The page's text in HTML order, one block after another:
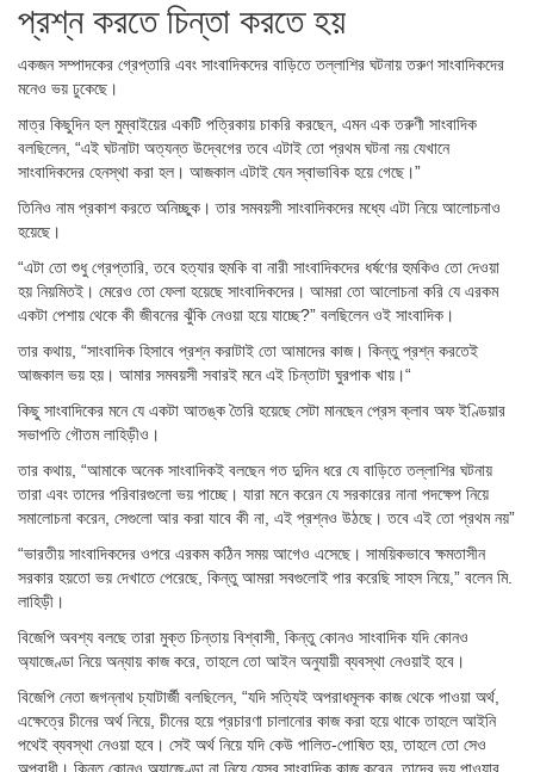
প্রশ্ন করতে চিন্তা করতে হয়
একজন সম্পাদকের গ্রেপ্তারি এবং সাংবাদিকদের বাড়িতে তল্লাশির ঘটনায় তরুণ সাংবাদিকদের
মনেও ভয় ঢুকেছে।
মাত্র কিছুদিন হল মুম্বাইয়ের একটি পত্রিকায় চাকরি করছেন, এমন এক তরুণী সাংবাদিক
বলছিলেন, “এই ঘটনাটা অত্যন্ত উদ্বেগের তবে এটাই তো প্রথম ঘটনা নয় যেখানে
সাংবাদিকদের হেনস্থা করা হল। আজকাল এটাই যেন স্বাভাবিক হয়ে গেছে।”
তিনিও নাম প্রকাশ করতে অনিচ্ছুক। তার সমবয়সী সাংবাদিকদের মধ্যে এটা নিয়ে আলোচনাও
হয়েছে।
“এটা তো শুধু গ্রেপ্তারি, তবে হত্যার হুমকি বা নারী সাংবাদিকদের ধর্ষণের হুমকিও তো দেওয়া
হয় নিয়মিতই। মেরেও তো ফেলা হয়েছে সাংবাদিকদের। আমরা তো আলোচনা করি যে এরকম
একটা পেশায় থেকে কী জীবনের ঝুঁকি নেওয়া হয়ে যাচ্ছে?” বলছিলেন ওই সাংবাদিক।
তার কথায়, “সাংবাদিক হিসাবে প্রশ্ন করাটাই তো আমাদের কাজ। কিন্তু প্রশ্ন করতেই
আজকাল ভয় হয়। আমার সমবয়সী সবারই মনে এই চিন্তাটা ঘুরপাক খায়।“
কিছু সাংবাদিকের মনে যে একটা আতঙ্ক তৈরি হয়েছে সেটা মানছেন প্রেস ক্লাব অফ ইণ্ডিয়ার
সভাপতি গৌতম লাহিড়ীও।
তার কথায়, “আমাকে অনেক সাংবাদিকই বলছেন গত দুদিন ধরে যে বাড়িতে তল্লাশির ঘটনায়
তারা এবং তাদের পরিবারগুলো ভয় পাচ্ছে। যারা মনে করেন যে সরকারের নানা পদক্ষেপ নিয়ে
সমালোচনা করেন, সেগুলো আর করা যাবে কী না, এই প্রশ্নও উঠছে। তবে এই তো প্রথম নয়”
“ভারতীয় সাংবাদিকদের ওপরে এরকম কঠিন সময় আগেও এসেছে। সাময়িকভাবে ক্ষমতাসীন
সরকার হয়তো ভয় দেখাতে পেরেছে, কিন্তু আমরা সবগুলোই পার করেছি সাহস নিয়ে,” বলেন মি.
লাহিড়ী।
বিজেপি অবশ্য বলছে তারা মুক্ত চিন্তায় বিশ্বাসী, কিন্তু কোনও সাংবাদিক যদি কোনও
অ্যাজেণ্ডা নিয়ে অন্যায় কাজ করে, তাহলে তো আইন অনুযায়ী ব্যবস্থা নেওয়াই হবে।
বিজেপি নেতা জগন্নাথ চ্যাটার্জী বলছিলেন, “যদি সত্যিই অপরাধমূলক কাজ থেকে পাওয়া অর্থ,
এক্ষেত্রে চীনের অর্থ নিয়ে, চীনের হয়ে প্রচারণা চালানোর কাজ করা হয়ে থাকে তাহলে আইনি
পথেই ব্যবস্থা নেওয়া হবে। সেই অর্থ নিয়ে যদি কেউ পালিত-পোষিত হয়, তাহলে তো সেও